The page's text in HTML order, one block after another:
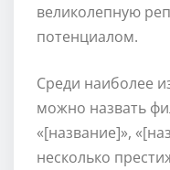
великолепную
потенциалом.
Среди наиболее
можно назвать
«[название]»,
несколько